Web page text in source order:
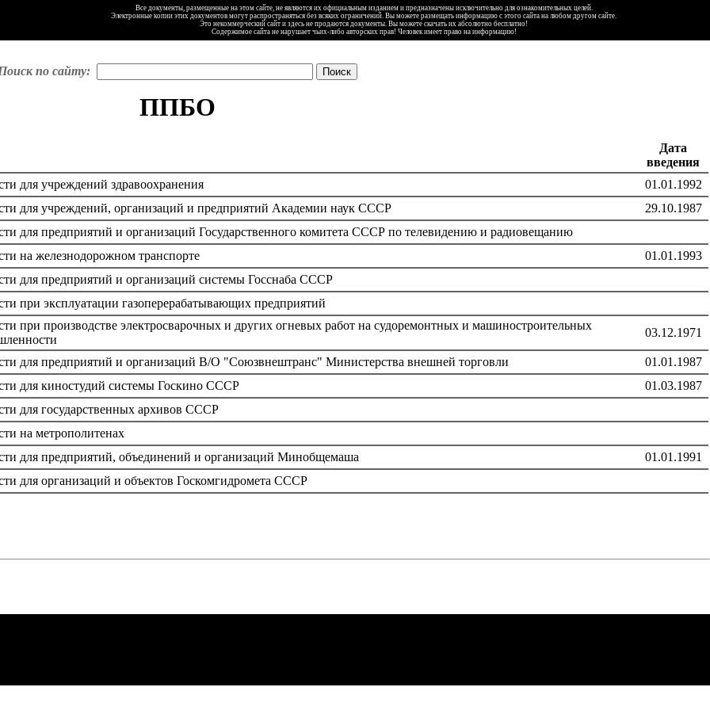
Все документы, размещенные на этом сайте, не являются их официальным изданием и предназначены исключительно для ознакомительных целей.
Электронные копии этих документов могут распространяться без всяких ограничений. Вы можете размещать информацию с этого сайта на любом другом сайте.
Это некоммерческий сайт и здесь не продаются документы. Вы можете скачать их абсолютно бесплатно!
Содержимое сайта не нарушает чьих-либо авторских прав! Человек имеет право на информацию!
по сайту:
ППБО
Дата
введения
для учреждений здравоохранения
01.01.1992
для учреждений, организаций и предприятий Академии наук СССР
29.10.1987
для предприятий и организаций Государственного комитета СССР по телевидению и радиовещанию
на железнодорожном транспорте
01.01.1993
для предприятий и организаций системы Госснаба СССР
при эксплуатации газоперерабатывающих предприятий
при производстве электросварочных и других огневых работ на судоремонтных и машиностроительных
03.12.1971
для предприятий и организаций В/О "Союзвнештранс" Министерства внешней торговли
01.01.1987
для киностудий системы Госкино СССР
01.03.1987
для государственных архивов СССР
на метрополитенах
для предприятий, объединений и организаций Минобщемаша
01.01.1991
для организаций и объектов Госкомгидромета СССР